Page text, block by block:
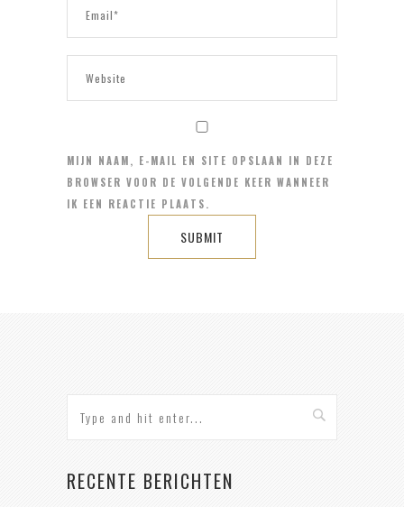
MIJN NAAM, E-MAIL EN SITE OPSLAAN IN DEZE
BROWSER VOOR DE VOLGENDE KEER WANNEER
IK EEN REACTIE PLAATS.
RECENTE BERICHTEN